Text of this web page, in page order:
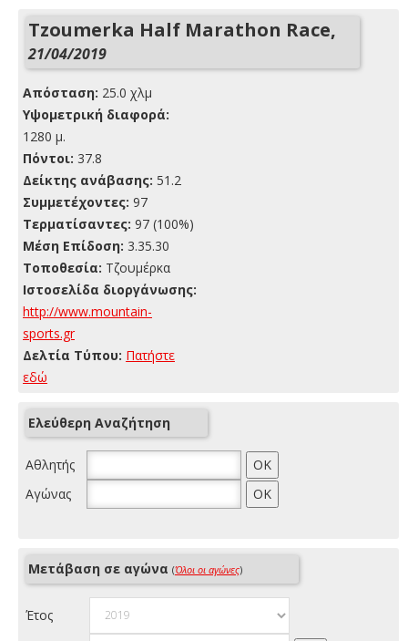
Tzoumerka Half Marathon Race,
21/04/2019
Απόσταση: 25.0 χλμ
Yψομετρική διαφορά:
1280 μ.
Πόντοι: 37.8
Δείκτης ανάβασης: 51.2
Συμμετέχοντες: 97
Τερματίσαντες: 97 (100%)
Μέση Επίδοση: 3.35.30
Τοποθεσία: Τζουμέρκα
Ιστοσελίδα διοργάνωσης:
http://www.mountain-
sports.gr
Δελτία Τύπου: Πατήστε
εδώ
Ελεύθερη Αναζήτηση
Αθλητής
Αγώνας
Μετάβαση σε αγώνα (Όλοι οι αγώνες)
Έτος